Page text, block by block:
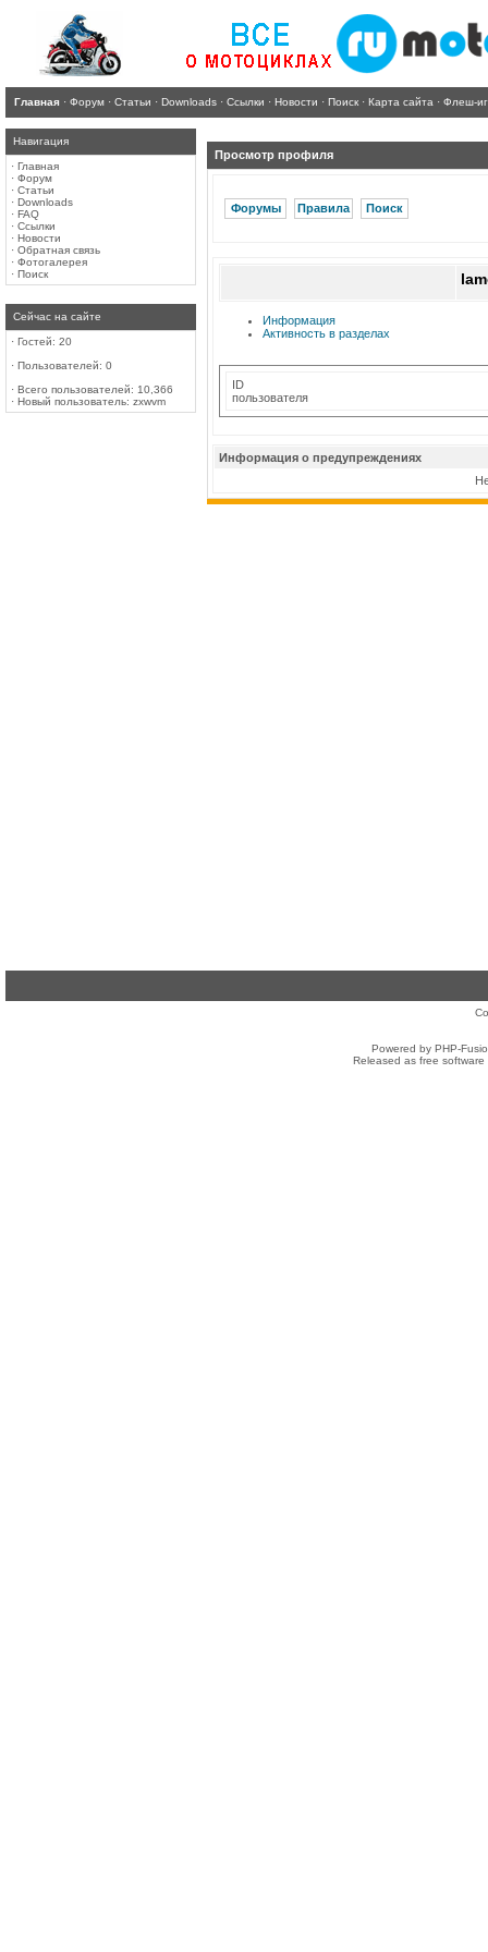
Главная · Форум · Статьи · Downloads · Ссылки · Новости · Поиск · Карта сайта · Флеш-
Навигация
· Главная
· Форум
· Статьи
· Downloads
· FAQ
· Ссылки
· Новости
· Обратная связь
· Фотогалерея
· Поиск
Сейчас на сайте
· Гостей: 20
· Пользователей: 0
· Всего пользователей: 10,366
· Новый пользователь: zxwvm
Просмотр профиля
Форумы Правила Поиск
Информация
Активность в разделах
ID
пользователя
Информация о предупреждениях
Powered by PHP-
Released as free